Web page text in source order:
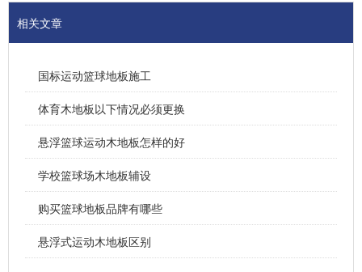
相关文章
国标运动篮球地板施工
体育木地板以下情况必须更换
悬浮篮球运动木地板怎样的好
学校篮球场木地板辅设
购买篮球地板品牌有哪些
悬浮式运动木地板区别